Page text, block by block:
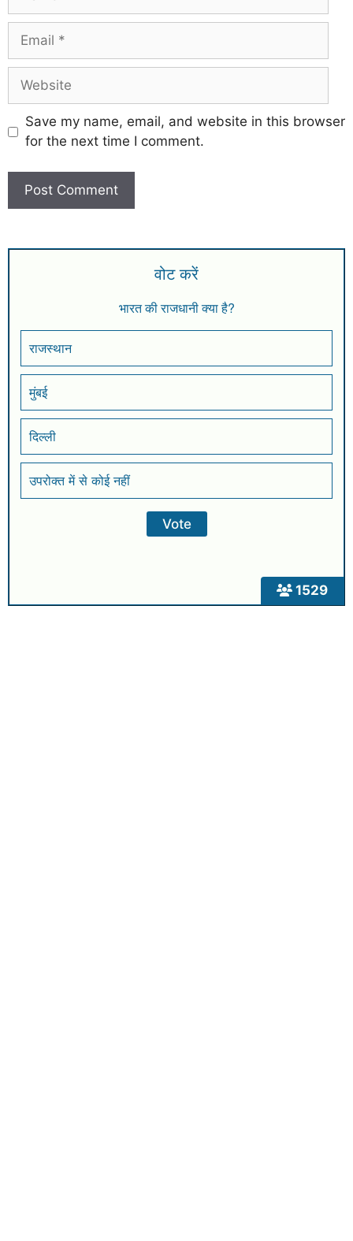
Save my name, email, and website in this browser
for the next time I comment.
1529
वोट करें
भारत की राजधानी क्या है?
राजस्थान
मुंबई
दिल्ली
उपरोक्त में से कोई नहीं